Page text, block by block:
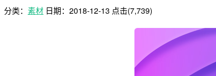
分类： 素材 日期： 2018-12-13 点击(7,739)